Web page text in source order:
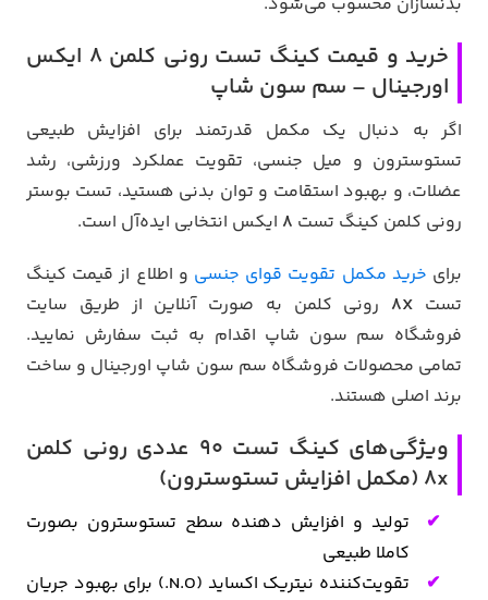
خرید و قیمت کینگ تست رونی کلمن 8 ایکس
اورجینال – سم سون شاپ
اگر به دنبال یک مکمل قدرتمند برای افزایش طبیعی
تستوسترون و میل جنسی، تقویت عملکرد ورزشی، رشد
عضلات، و بهبود استقامت و توان بدنی هستید، تست بوستر
رونی کلمن کینگ تست 8 ایکس انتخابی ایده‌آل است.
برای خرید مکمل تقویت قوای جنسی و اطلاع از قیمت کینگ
تست 8X رونی کلمن به صورت آنلاین از طریق سایت
فروشگاه سم سون شاپ اقدام به ثبت سفارش نمایید.
تمامی محصولات فروشگاه سم سون شاپ اورجینال و ساخت
برند اصلی هستند.
ویژگی‌های کینگ تست ۹۰ عددی رونی کلمن
8x (مکمل افزایش تستوسترون)
تولید و افزایش دهنده سطح تستوسترون بصورت
کاملا طبیعی
تقویت‌کننده نیتریک اکساید (N.O.) برای بهبود جریان